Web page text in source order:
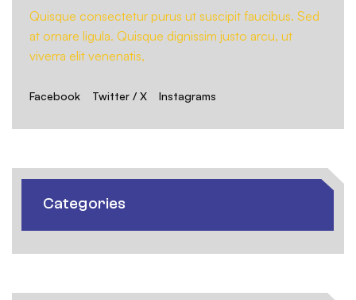
Quisque consectetur purus ut suscipit faucibus. Sed
at ornare ligula. Quisque dignissim justo arcu, ut
viverra elit venenatis,
Facebook Twitter / X Instagrams
Categories